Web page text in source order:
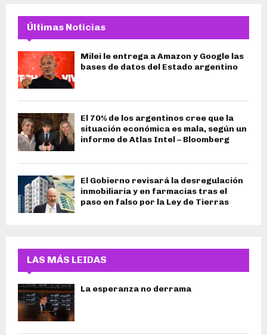
Últimas Noticias
Milei le entrega a Amazon y Google las
bases de datos del Estado argentino
El 70% de los argentinos cree que la
situación económica es mala, según un
informe de Atlas Intel – Bloomberg
El Gobierno revisará la desregulación
inmobiliaria y en farmacias tras el
paso en falso por la Ley de Tierras
LAS MÁS LEIDAS
La esperanza no derrama